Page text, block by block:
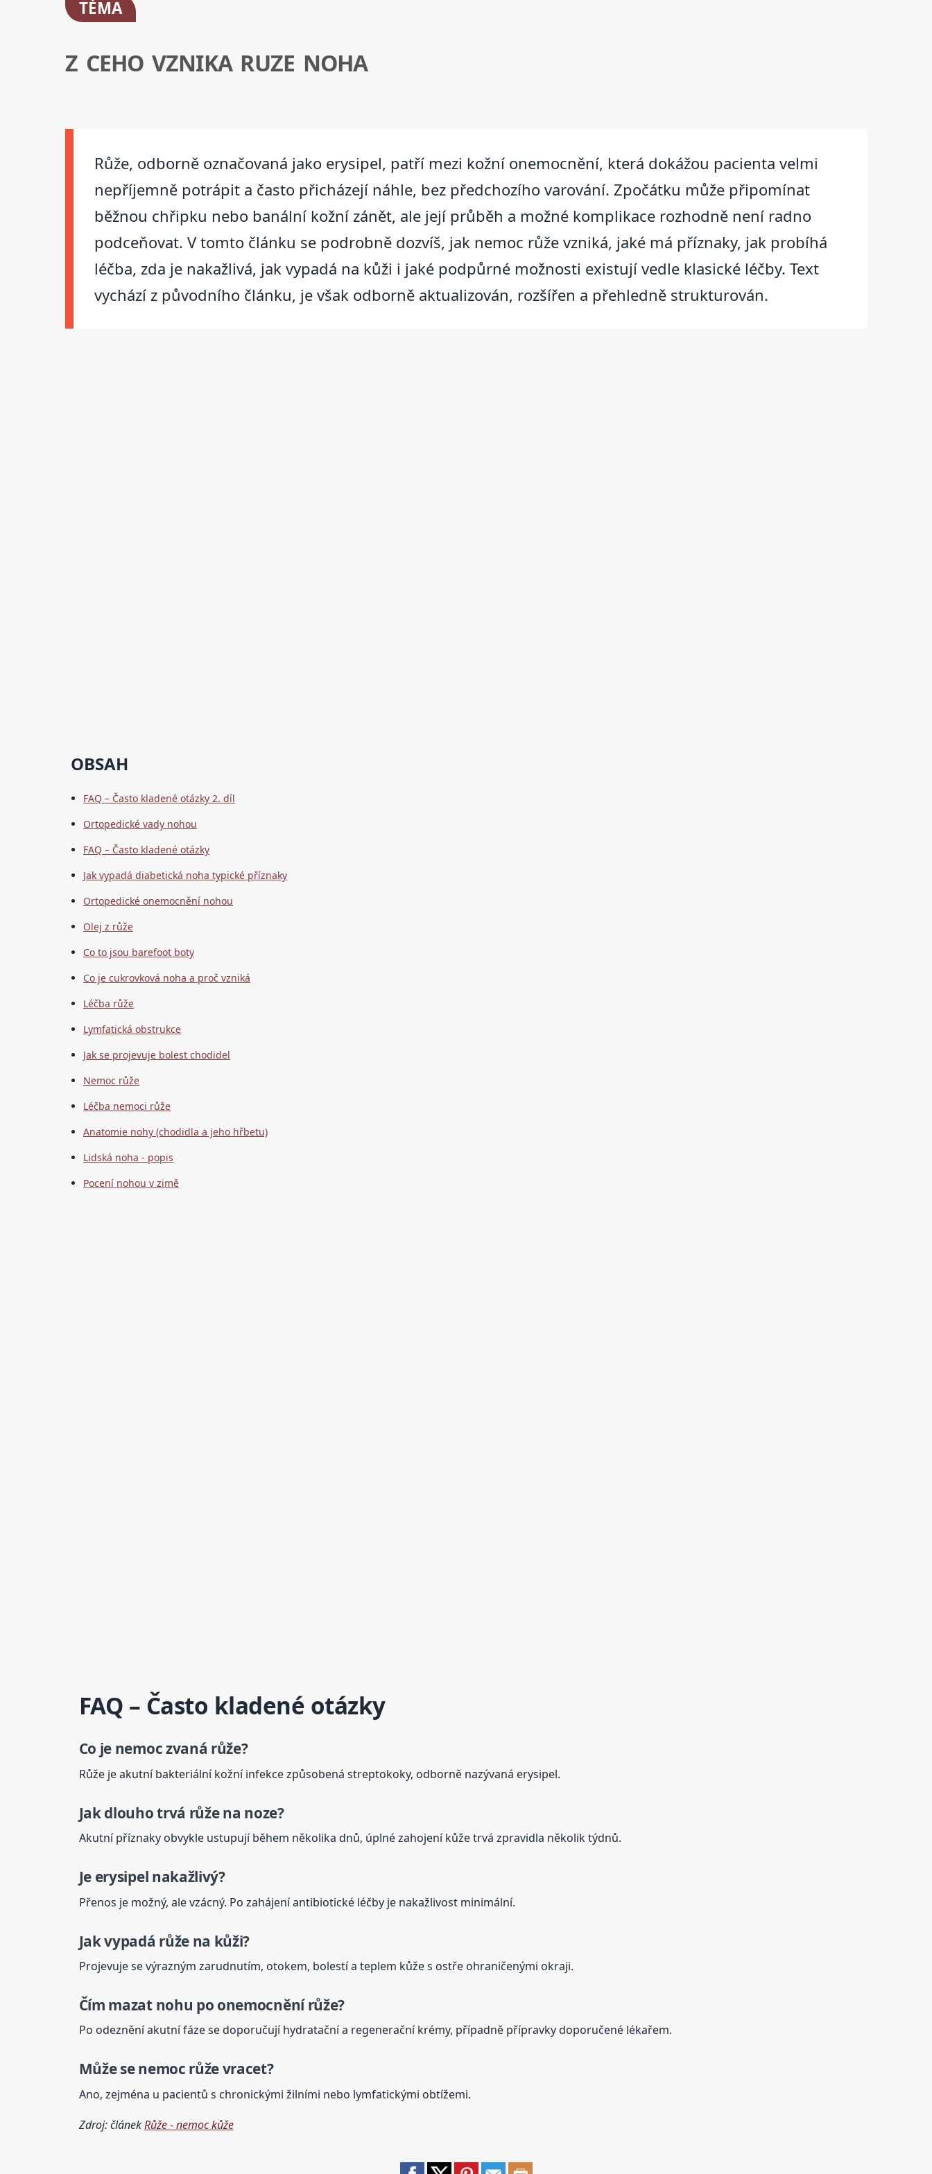
TÉMA
Z CEHO VZNIKA RUZE NOHA
Růže, odborně označovaná jako erysipel, patří mezi kožní onemocnění, která dokážou pacienta velmi
nepříjemně potrápit a často přicházejí náhle, bez předchozího varování. Zpočátku může připomínat
běžnou chřipku nebo banální kožní zánět, ale její průběh a možné komplikace rozhodně není radno
podceňovat. V tomto článku se podrobně dozvíš, jak nemoc růže vzniká, jaké má příznaky, jak probíhá
léčba, zda je nakažlivá, jak vypadá na kůži i jaké podpůrné možnosti existují vedle klasické léčby. Text
vychází z původního článku, je však odborně aktualizován, rozšířen a přehledně strukturován.
OBSAH
FAQ – Často kladené otázky 2. díl
Ortopedické vady nohou
FAQ – Často kladené otázky
Jak vypadá diabetická noha typické příznaky
Ortopedické onemocnění nohou
Olej z růže
Co to jsou barefoot boty
Co je cukrovková noha a proč vzniká
Léčba růže
Lymfatická obstrukce
Jak se projevuje bolest chodidel
Nemoc růže
Léčba nemoci růže
Anatomie nohy (chodidla a jeho hřbetu)
Lidská noha - popis
Pocení nohou v zimě
FAQ – Často kladené otázky
Co je nemoc zvaná růže?
Růže je akutní bakteriální kožní infekce způsobená streptokoky, odborně nazývaná erysipel.
Jak dlouho trvá růže na noze?
Akutní příznaky obvykle ustupují během několika dnů, úplné zahojení kůže trvá zpravidla několik týdnů.
Je erysipel nakažlivý?
Přenos je možný, ale vzácný. Po zahájení antibiotické léčby je nakažlivost minimální.
Jak vypadá růže na kůži?
Projevuje se výrazným zarudnutím, otokem, bolestí a teplem kůže s ostře ohraničenými okraji.
Čím mazat nohu po onemocnění růže?
Po odeznění akutní fáze se doporučují hydratační a regenerační krémy, případně přípravky doporučené lékařem.
Může se nemoc růže vracet?
Ano, zejména u pacientů s chronickými žilními nebo lymfatickými obtížemi.
Zdroj: článekRůže - nemoc kůže